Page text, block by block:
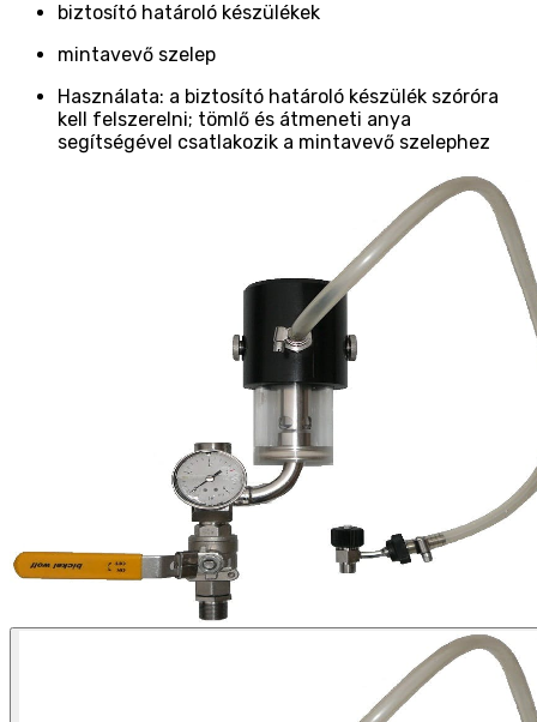
biztosító határoló készülékek
mintavevő szelep
Használata: a biztosító határoló készülék szóróra
kell felszerelni; tömlő és átmeneti anya
segítségével csatlakozik a mintavevő szelephez